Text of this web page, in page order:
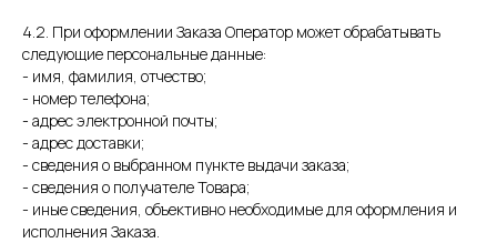
4.2. При оформлении Заказа Оператор может обрабатывать
следующие персональные данные:
- имя, фамилия, отчество;
- номер телефона;
- адрес электронной почты;
- адрес доставки;
- сведения о выбранном пункте выдачи заказа;
- сведения о получателе Товара;
- иные сведения, объективно необходимые для оформления и
исполнения Заказа.